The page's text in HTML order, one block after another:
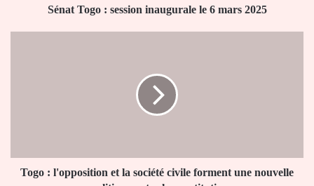
Sénat Togo : session inaugurale le 6 mars 2025
une
nouvelle
Togo : l'opposition et la société civile forment une nouvelle